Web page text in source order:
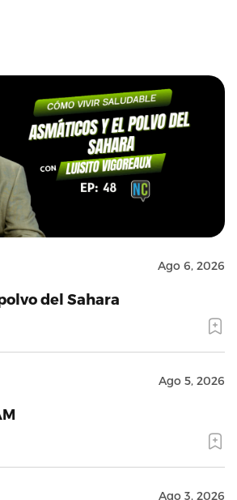
Ago 6, 2026
del Sahara
Ago 5, 2026
Ago 3, 2026